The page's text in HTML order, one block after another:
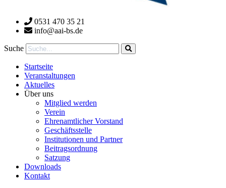
0531 470 35 21
info@aai-bs.de
Suche
Startseite
Veranstaltungen
Aktuelles
Über uns
Mitglied werden
Verein
Ehrenamtlicher Vorstand
Geschäftsstelle
Institutionen und Partner
Beitragsordnung
Satzung
Downloads
Kontakt